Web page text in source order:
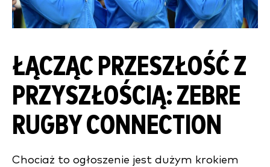
ŁĄCZĄC PRZESZŁOŚĆ Z
PRZYSZŁOŚCIĄ: ZEBRE
RUGBY CONNECTION
Chociaż to ogłoszenie jest dużym krokiem